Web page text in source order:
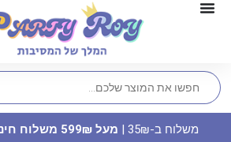
משלוח ב-35₪ | מעל 599₪ משלוח חינם או איסוף עצמי